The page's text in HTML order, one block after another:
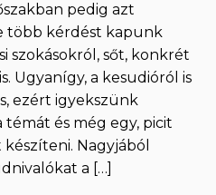
pedig azt
több kérdést kapunk
szokásokról, sőt, konkrét
Ugyanígy, a kesudióról is
ezért igyekszünk
és még egy, picit
Nagyjából
a […]